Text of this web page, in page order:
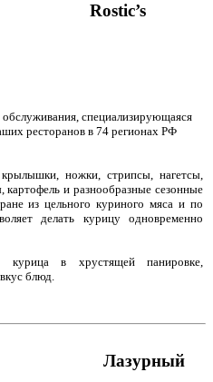
Rostic’s
обслуживания, специализирующаяся
ресторанов в 74 регионах РФ
ножки, стрипсы, нагетсы,
и разнообразные сезонные
из цельного куриного мяса и по
делать курицу одновременно
курица в хрустящей панировке,
блюд.
Лазурный